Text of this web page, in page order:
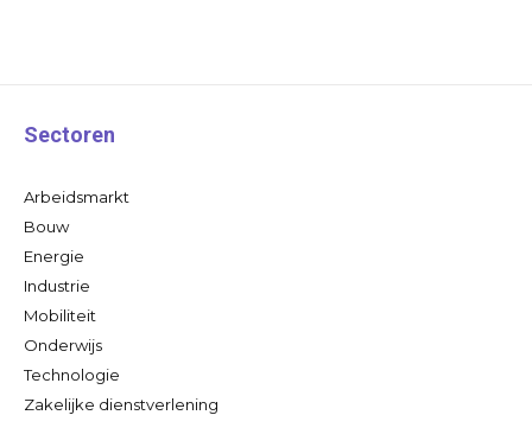
Sectoren
Arbeidsmarkt
Bouw
Energie
Industrie
Mobiliteit
Onderwijs
Technologie
Zakelijke dienstverlening